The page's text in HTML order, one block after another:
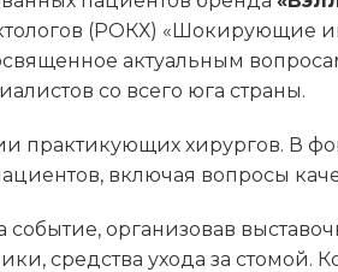
(РОКХ)
актуальным
со всего юга страны.
практикующих хирургов. В
включая вопросы
организовав
средства ухода за стомой.